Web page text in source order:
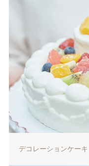
デコレーションケーキ